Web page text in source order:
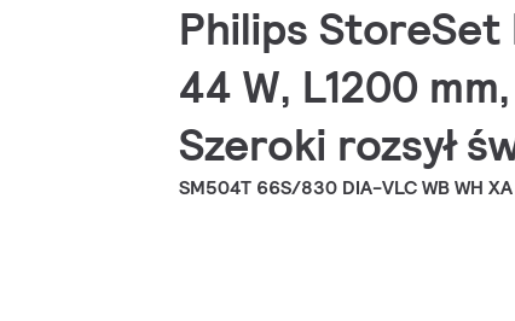
Philips
44 W, L1200
Szeroki rozsył
SM504T 66S/830 DIA-VLC WB WH XA